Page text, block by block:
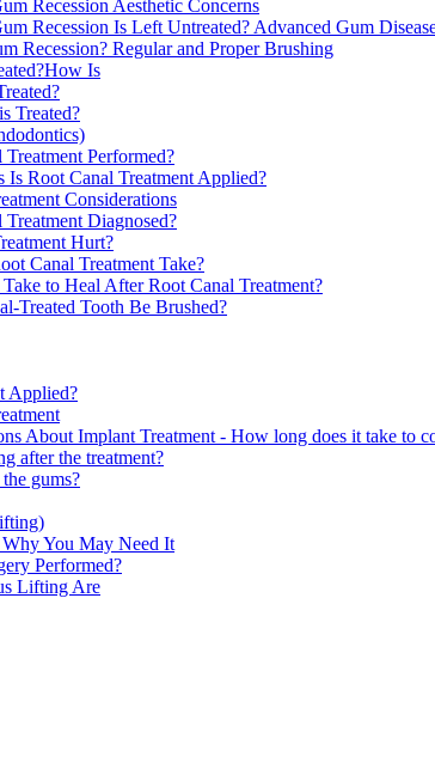
Recession Aesthetic Concerns
Recession Is Left Untreated? Advanced Gum
Recession? Regular and Proper Brushing
Is
Treated?
Performed?
Is Root Canal Treatment Applied?
Considerations
Diagnosed?
Hurt?
Canal Treatment Take?
to Heal After Root Canal Treatment?
Treated Tooth Be Brushed?
Applied?
About Implant Treatment - How long does it take to
after the treatment?
gums?
You May Need It
Performed?
Lifting Are